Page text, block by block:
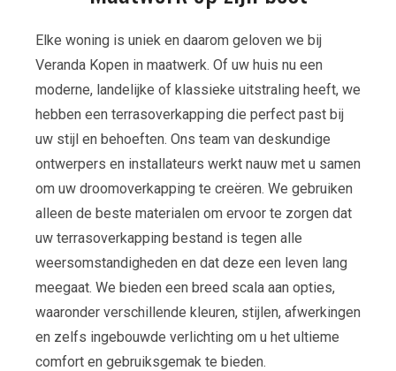
Elke woning is uniek en daarom geloven we bij
Veranda Kopen in maatwerk. Of uw huis nu een
moderne, landelijke of klassieke uitstraling heeft, we
hebben een terrasoverkapping die perfect past bij
uw stijl en behoeften. Ons team van deskundige
ontwerpers en installateurs werkt nauw met u samen
om uw droomoverkapping te creëren. We gebruiken
alleen de beste materialen om ervoor te zorgen dat
uw terrasoverkapping bestand is tegen alle
weersomstandigheden en dat deze een leven lang
meegaat. We bieden een breed scala aan opties,
waaronder verschillende kleuren, stijlen, afwerkingen
en zelfs ingebouwde verlichting om u het ultieme
comfort en gebruiksgemak te bieden.